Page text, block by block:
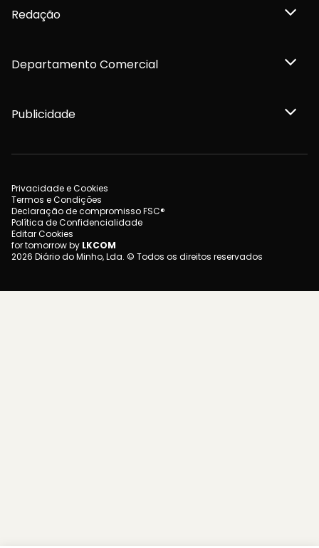
Redação
Departamento Comercial
Publicidade
Privacidade e Cookies
Termos e Condições
Declaração de compromisso FSC®
Política de Confidencialidade
Editar Cookies
for tomorrow by LKCOM
2026 Diário do Minho, Lda. © Todos os direitos reservados